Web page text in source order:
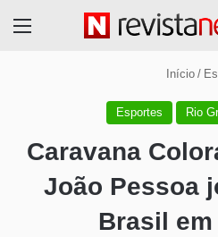
Início /
Esportes Rio
Caravana
João Pessoa
Brasil